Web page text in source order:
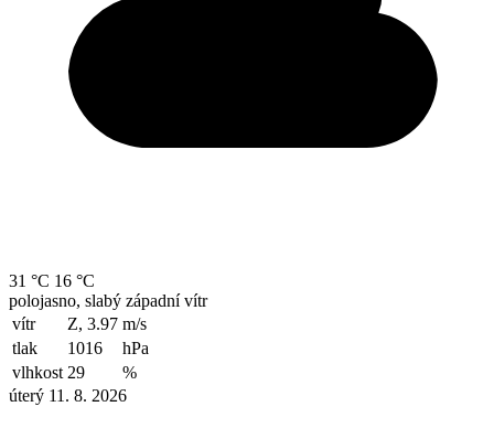
31 °C 16 °C
polojasno, slabý západní vítr
vítr
Z, 3.97 m/s
tlak
1016
hPa
vlhkost 29
%
úterý 11. 8. 2026